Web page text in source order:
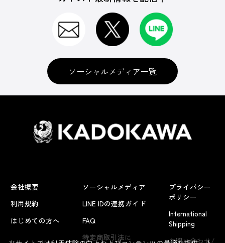
よくあるお問い合わせ
ソーシャルメディア一覧
会社概要
利用規約
はじめての方へ
ソーシャルメディア
LINE IDの連携ガイド
FAQ
特定商取引法に
プライバシー
ポリシー
International
Shipping
お問い合わせ/